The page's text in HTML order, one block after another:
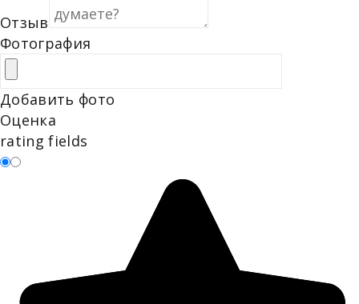
Отзыв
Фотография
Добавить фото
Оценка
rating fields